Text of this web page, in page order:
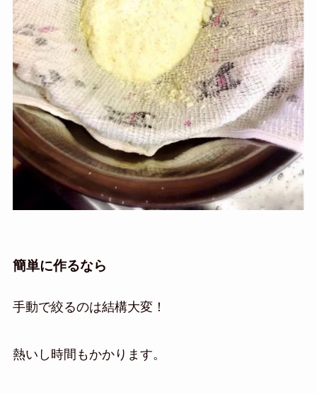
簡単に作るなら
手動で絞るのは結構大変！
熱いし時間もかかります。